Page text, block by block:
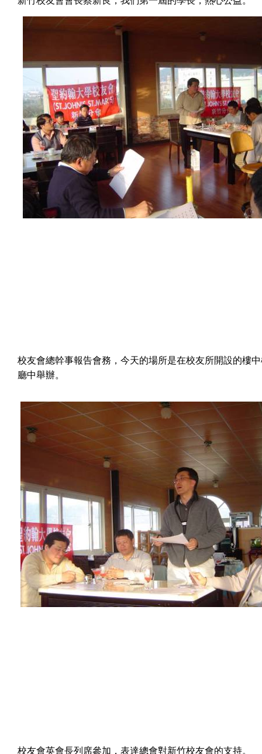
校友會總幹事報告會務，今天的場所是在校友所開設的樓
廳中舉辦。
校友會英會長列席參加，表達總會對新竹校友會的支持。